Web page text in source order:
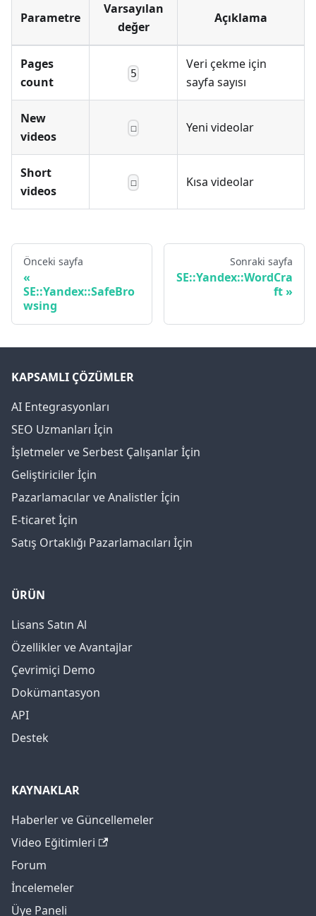
Parametre
Varsayılan
değer
Açıklama
Pages
count
5
Veri çekme için
sayfa sayısı
New
videos
☐ Yeni videolar
Short
videos
☐ Kısa videolar
Önceki sayfa
SE::Yandex::SafeBro
wsing
Sonraki sayfa
SE::Yandex::WordCra
ft
KAPSAMLI ÇÖZÜMLER
AI Entegrasyonları
SEO Uzmanları İçin
İşletmeler ve Serbest Çalışanlar İçin
Geliştiriciler İçin
Pazarlamacılar ve Analistler İçin
E-ticaret İçin
Satış Ortaklığı Pazarlamacıları İçin
ÜRÜN
Lisans Satın Al
Özellikler ve Avantajlar
Çevrimiçi Demo
Dokümantasyon
API
Destek
KAYNAKLAR
Haberler ve Güncellemeler
Video Eğitimleri
Forum
İncelemeler
Üye Paneli